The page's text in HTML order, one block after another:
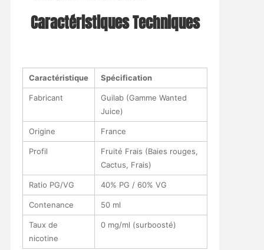
Caractéristiques Techniques
Caractéristique Spécification
Fabricant
Guilab (Gamme Wanted
Juice)
Origine France
Profil
Fruité Frais (Baies rouges,
Cactus, Frais)
Ratio PG/VG 40% PG / 60% VG
Contenance 50 ml
Taux de
nicotine
0 mg/ml (surboosté)